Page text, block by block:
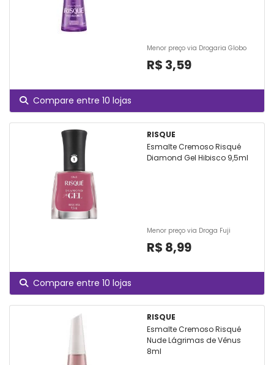
Menor preço via Drogaria Globo
R$ 3,59
Compare entre 10 lojas
RISQUE
Esmalte Cremoso Risqué
Diamond Gel Hibisco 9,5ml
Menor preço via Droga Fuji
R$ 8,99
Compare entre 10 lojas
RISQUE
Esmalte Cremoso Risqué
Nude Lágrimas de Vênus
8ml